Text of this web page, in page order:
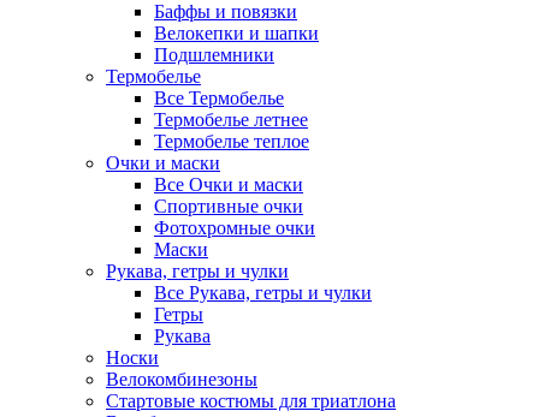
Баффы и повязки
Велокепки и шапки
Подшлемники
Термобелье
Все Термобелье
Термобелье летнее
Термобелье теплое
Очки и маски
Все Очки и маски
Спортивные очки
Фотохромные очки
Маски
Рукава, гетры и чулки
Все Рукава, гетры и чулки
Гетры
Рукава
Носки
Велокомбинезоны
Стартовые костюмы для триатлона